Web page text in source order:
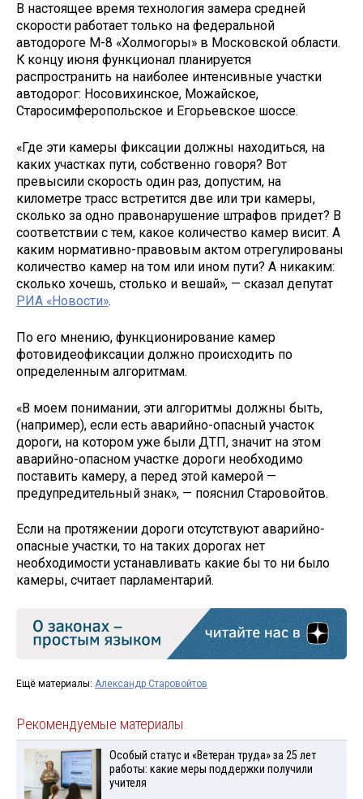
В настоящее время технология замера средней
скорости работает только на федеральной
автодороге М-8 «Холмогоры» в Московской области.
К концу июня функционал планируется
распространить на наиболее интенсивные участки
автодорог: Носовихинское, Можайское,
Старосимферопольское и Егорьевское шоссе.
«Где эти камеры фиксации должны находиться, на
каких участках пути, собственно говоря? Вот
превысили скорость один раз, допустим, на
километре трасс встретится две или три камеры,
сколько за одно правонарушение штрафов придет? В
соответствии с тем, какое количество камер висит. А
каким нормативно-правовым актом отрегулированы
количество камер на том или ином пути? А никаким:
сколько хочешь, столько и вешай», — сказал депутат
РИА «Новости».
По его мнению, функционирование камер
фотовидеофиксации должно происходить по
определенным алгоритмам.
«В моем понимании, эти алгоритмы должны быть,
(например), если есть аварийно-опасный участок
дороги, на котором уже были ДТП, значит на этом
аварийно-опасном участке дороги необходимо
поставить камеру, а перед этой камерой —
предупредительный знак», — пояснил Старовойтов.
Если на протяжении дороги отсутствуют аварийно-
опасные участки, то на таких дорогах нет
необходимости устанавливать какие бы то ни было
камеры, считает парламентарий.
Ещё материалы: Александр Старовойтов
Рекомендуемые материалы
Особый статус и «Ветеран труда» за 25 лет
работы: какие меры поддержки получили
учителя